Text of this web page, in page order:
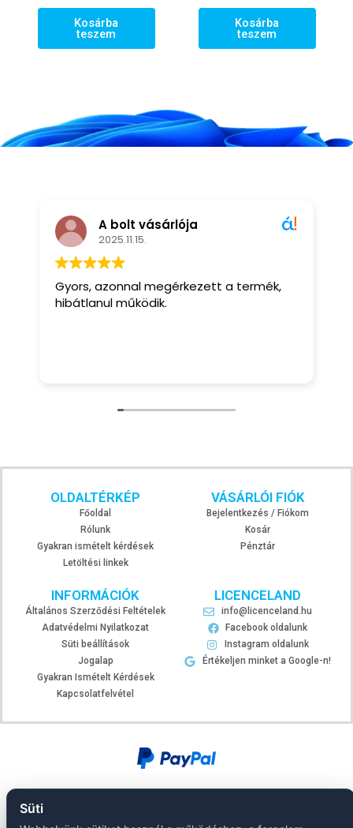
Kosárba
teszem
Kosárba
teszem
A bolt vásárlója
2025.11.15.
Gyors, azonnal megérkezett a termék,
hibátlanul működik.
OLDALTÉRKÉP
Főoldal
Rólunk
Gyakran ismételt kérdések
Letöltési linkek
VÁSÁRLÓI FIÓK
Bejelentkezés / Fiókom
Kosár
Pénztár
INFORMÁCIÓK
Általános Szerződési Feltételek
Adatvédelmi Nyilatkozat
Süti beállítások
Jogalap
Gyakran Ismételt Kérdések
Kapcsolatfelvétel
LICENCELAND
info@licenceland.hu
Facebook oldalunk
Instagram oldalunk
Értékeljen minket a Google-n!
Süti